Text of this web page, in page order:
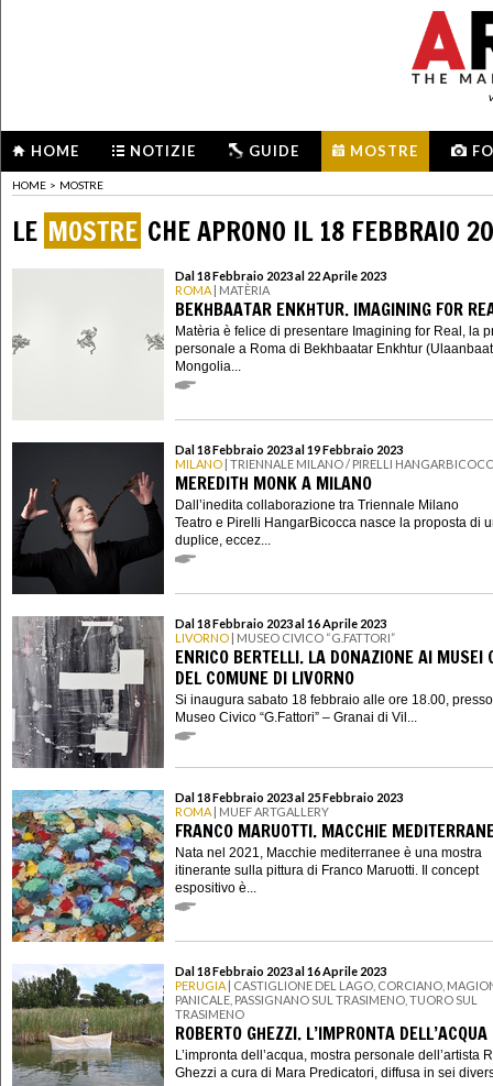
HOME NOTIZIE GUIDE MOSTRE
HOME > MOSTRE
LE MOSTRE CHE APRONO IL 18 FEBBRAIO
Dal 18 Febbraio 2023 al 22 Aprile 2023
ROMA | MATÈRIA
BEKHBAATAR ENKHTUR. IMAGINING FOR
Matèria è felice di presentare Imagining for Real, la
personale a Roma di Bekhbaatar Enkhtur
Mongolia...
Dal 18 Febbraio 2023 al 19 Febbraio 2023
MILANO | TRIENNALE MILANO / PIRELLI
MEREDITH MONK A MILANO
Dall’inedita collaborazione tra Triennale Milano
Teatro e Pirelli HangarBicocca nasce la proposta di
duplice, eccez...
Dal 18 Febbraio 2023 al 16 Aprile 2023
LIVORNO | MUSEO CIVICO “G.FATTORI”
ENRICO BERTELLI. LA DONAZIONE AI MUSEI
DEL COMUNE DI LIVORNO
Si inaugura sabato 18 febbraio alle ore 18.00,
Museo Civico “G.Fattori” – Granai di Vil...
Dal 18 Febbraio 2023 al 25 Febbraio 2023
ROMA | MUEF ARTGALLERY
FRANCO MARUOTTI. MACCHIE
Nata nel 2021, Macchie mediterranee è una mostra
itinerante sulla pittura di Franco Maruotti. Il concept
espositivo è...
Dal 18 Febbraio 2023 al 16 Aprile 2023
PERUGIA | CASTIGLIONE DEL LAGO, CORCIANO,
PANICALE, PASSIGNANO SUL TRASIMENO, TUORO SUL
TRASIMENO
ROBERTO GHEZZI. L’IMPRONTA DELL’ACQUA
L’impronta dell’acqua, mostra personale dell’artista
Ghezzi a cura di Mara Predicatori, diffusa in sei